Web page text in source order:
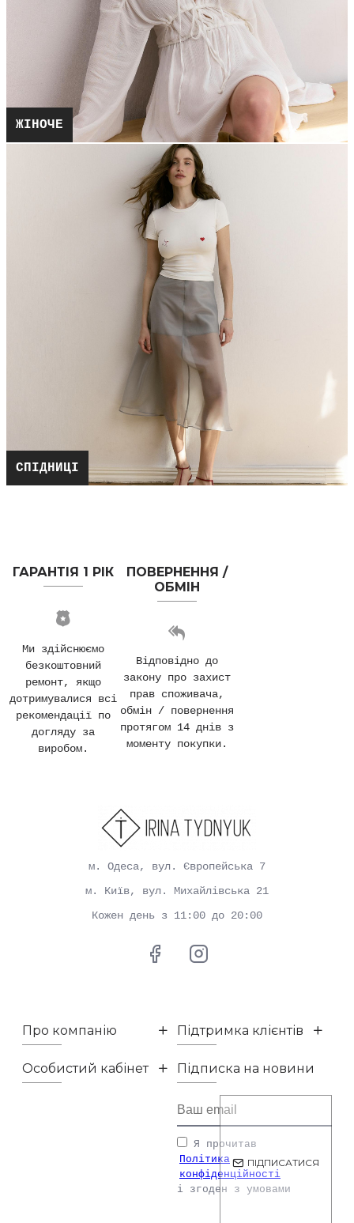
ЖІНОЧЕ
СПІДНИЦІ
ГАРАНТІЯ 1 РІК
Ми здійснюємо
безкоштовний
ремонт, якщо
дотримувалися всі
рекомендації по
догляду за
виробом.
ПОВЕРНЕННЯ /
ОБМІН
Відповідно до
закону про захист
прав споживача,
обмін / повернення
протягом 14 днів з
моменту покупки.
м. Одеса, вул. Європейська 7
м. Київ, вул. Михайлівська 21
Кожен день з 11:00 до 20:00
Про компанію Підтримка клієнтів
Особистий кабінет Підписка на новини
ПІДПИСАТИСЯ
Я прочитав
Політика
конфіденційності
і згоден з умовами